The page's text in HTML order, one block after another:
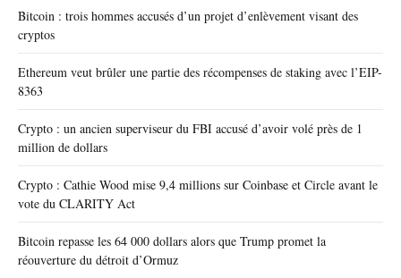
Bitcoin : trois hommes accusés d’un projet d’enlèvement visant des
cryptos
Ethereum veut brûler une partie des récompenses de staking avec l’EIP-
8363
Crypto : un ancien superviseur du FBI accusé d’avoir volé près de 1
million de dollars
Crypto : Cathie Wood mise 9,4 millions sur Coinbase et Circle avant le
vote du CLARITY Act
Bitcoin repasse les 64 000 dollars alors que Trump promet la
réouverture du détroit d’Ormuz